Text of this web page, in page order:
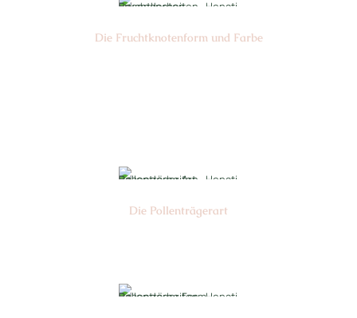
Die Frucht­knotenform und Farbe
Die Pollen­trägerart